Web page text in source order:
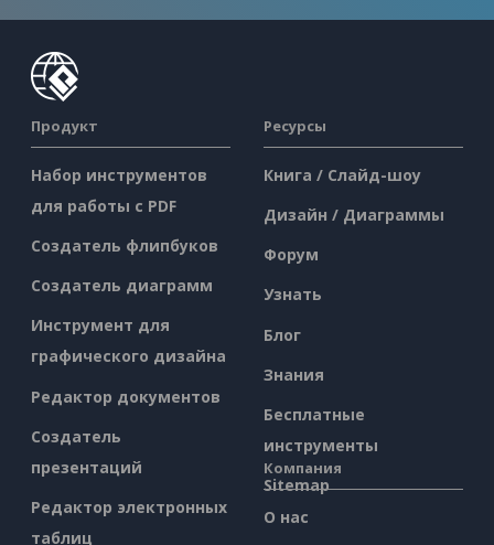
Продукт
Набор инструментов
для работы с PDF
Создатель флипбуков
Создатель диаграмм
Инструмент для
графического дизайна
Редактор документов
Создатель
презентаций
Редактор электронных
таблиц
Ресурсы
Книга / Слайд-шоу
Дизайн / Диаграммы
Форум
Узнать
Блог
Знания
Бесплатные
инструменты
Sitemap
Компания
О нас